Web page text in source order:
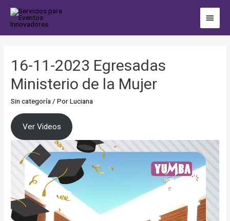
16-11-2023 Egresadas
Ministerio de la Mujer
Sin categoría / PorLuciana
Ver Videos